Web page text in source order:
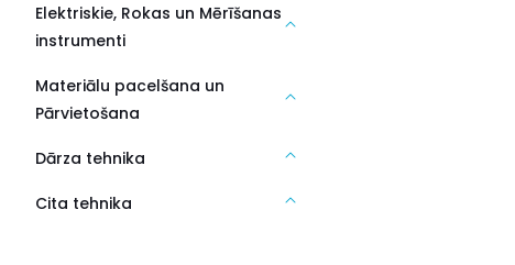
Elektriskie, Rokas un Mērīšanas
instrumenti
Materiālu pacelšana un
Pārvietošana
Dārza tehnika
Cita tehnika